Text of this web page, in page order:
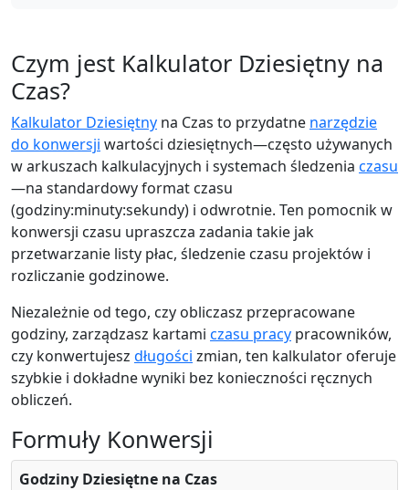
Czym jest Kalkulator Dziesiętny na
Czas?
Kalkulator Dziesiętny na Czas to przydatne narzędzie
do konwersji wartości dziesiętnych—często używanych
w arkuszach kalkulacyjnych i systemach śledzenia czasu
—na standardowy format czasu
(godziny:minuty:sekundy) i odwrotnie. Ten pomocnik w
konwersji czasu upraszcza zadania takie jak
przetwarzanie listy płac, śledzenie czasu projektów i
rozliczanie godzinowe.
Niezależnie od tego, czy obliczasz przepracowane
godziny, zarządzasz kartami czasu pracy pracowników,
czy konwertujesz długości zmian, ten kalkulator oferuje
szybkie i dokładne wyniki bez konieczności ręcznych
obliczeń.
Formuły Konwersji
Godziny Dziesiętne na Czas